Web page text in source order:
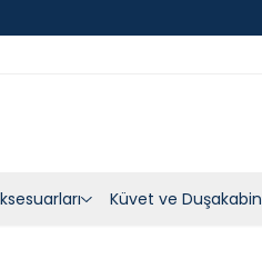
Küvet ve Duşakabin